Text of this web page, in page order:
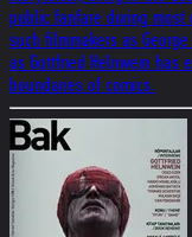
public fanfare during most
such filmmakers as
as Gottfried Helnwein has
boundaries of comics.